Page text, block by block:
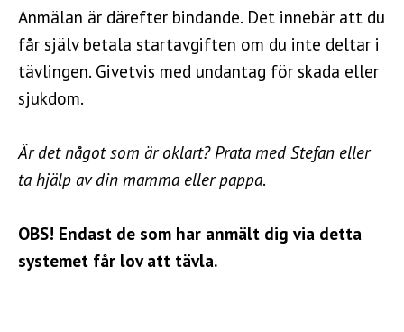
Anmälan är därefter bindande. Det innebär att du
får själv betala startavgiften om du inte deltar i
tävlingen. Givetvis med undantag för skada eller
sjukdom.
Är det något som är oklart? Prata med Stefan eller
ta hjälp av din mamma eller pappa.
OBS! Endast de som har anmält dig via detta
systemet får lov att tävla.